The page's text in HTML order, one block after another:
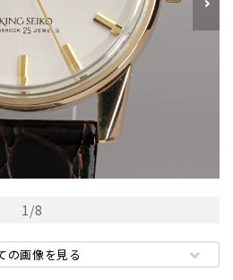
1/8
の画像を見る